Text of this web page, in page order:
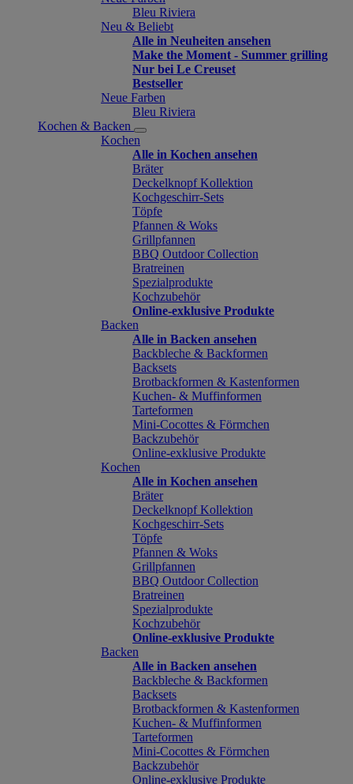
Bleu Riviera
Neu & Beliebt
Alle in Neuheiten ansehen
Make the Moment - Summer grilling
Nur bei Le Creuset
Bestseller
Neue Farben
Bleu Riviera
Kochen & Backen
Kochen
Alle in Kochen ansehen
Bräter
Deckelknopf Kollektion
Kochgeschirr-Sets
Töpfe
Pfannen & Woks
Grillpfannen
BBQ Outdoor Collection
Bratreinen
Spezialprodukte
Kochzubehör
Online-exklusive Produkte
Backen
Alle in Backen ansehen
Backbleche & Backformen
Backsets
Brotbackformen & Kastenformen
Kuchen- & Muffinformen
Tarteformen
Mini-Cocottes & Förmchen
Backzubehör
Online-exklusive Produkte
Kochen
Alle in Kochen ansehen
Bräter
Deckelknopf Kollektion
Kochgeschirr-Sets
Töpfe
Pfannen & Woks
Grillpfannen
BBQ Outdoor Collection
Bratreinen
Spezialprodukte
Kochzubehör
Online-exklusive Produkte
Backen
Alle in Backen ansehen
Backbleche & Backformen
Backsets
Brotbackformen & Kastenformen
Kuchen- & Muffinformen
Tarteformen
Mini-Cocottes & Förmchen
Backzubehör
Online-exklusive Produkte